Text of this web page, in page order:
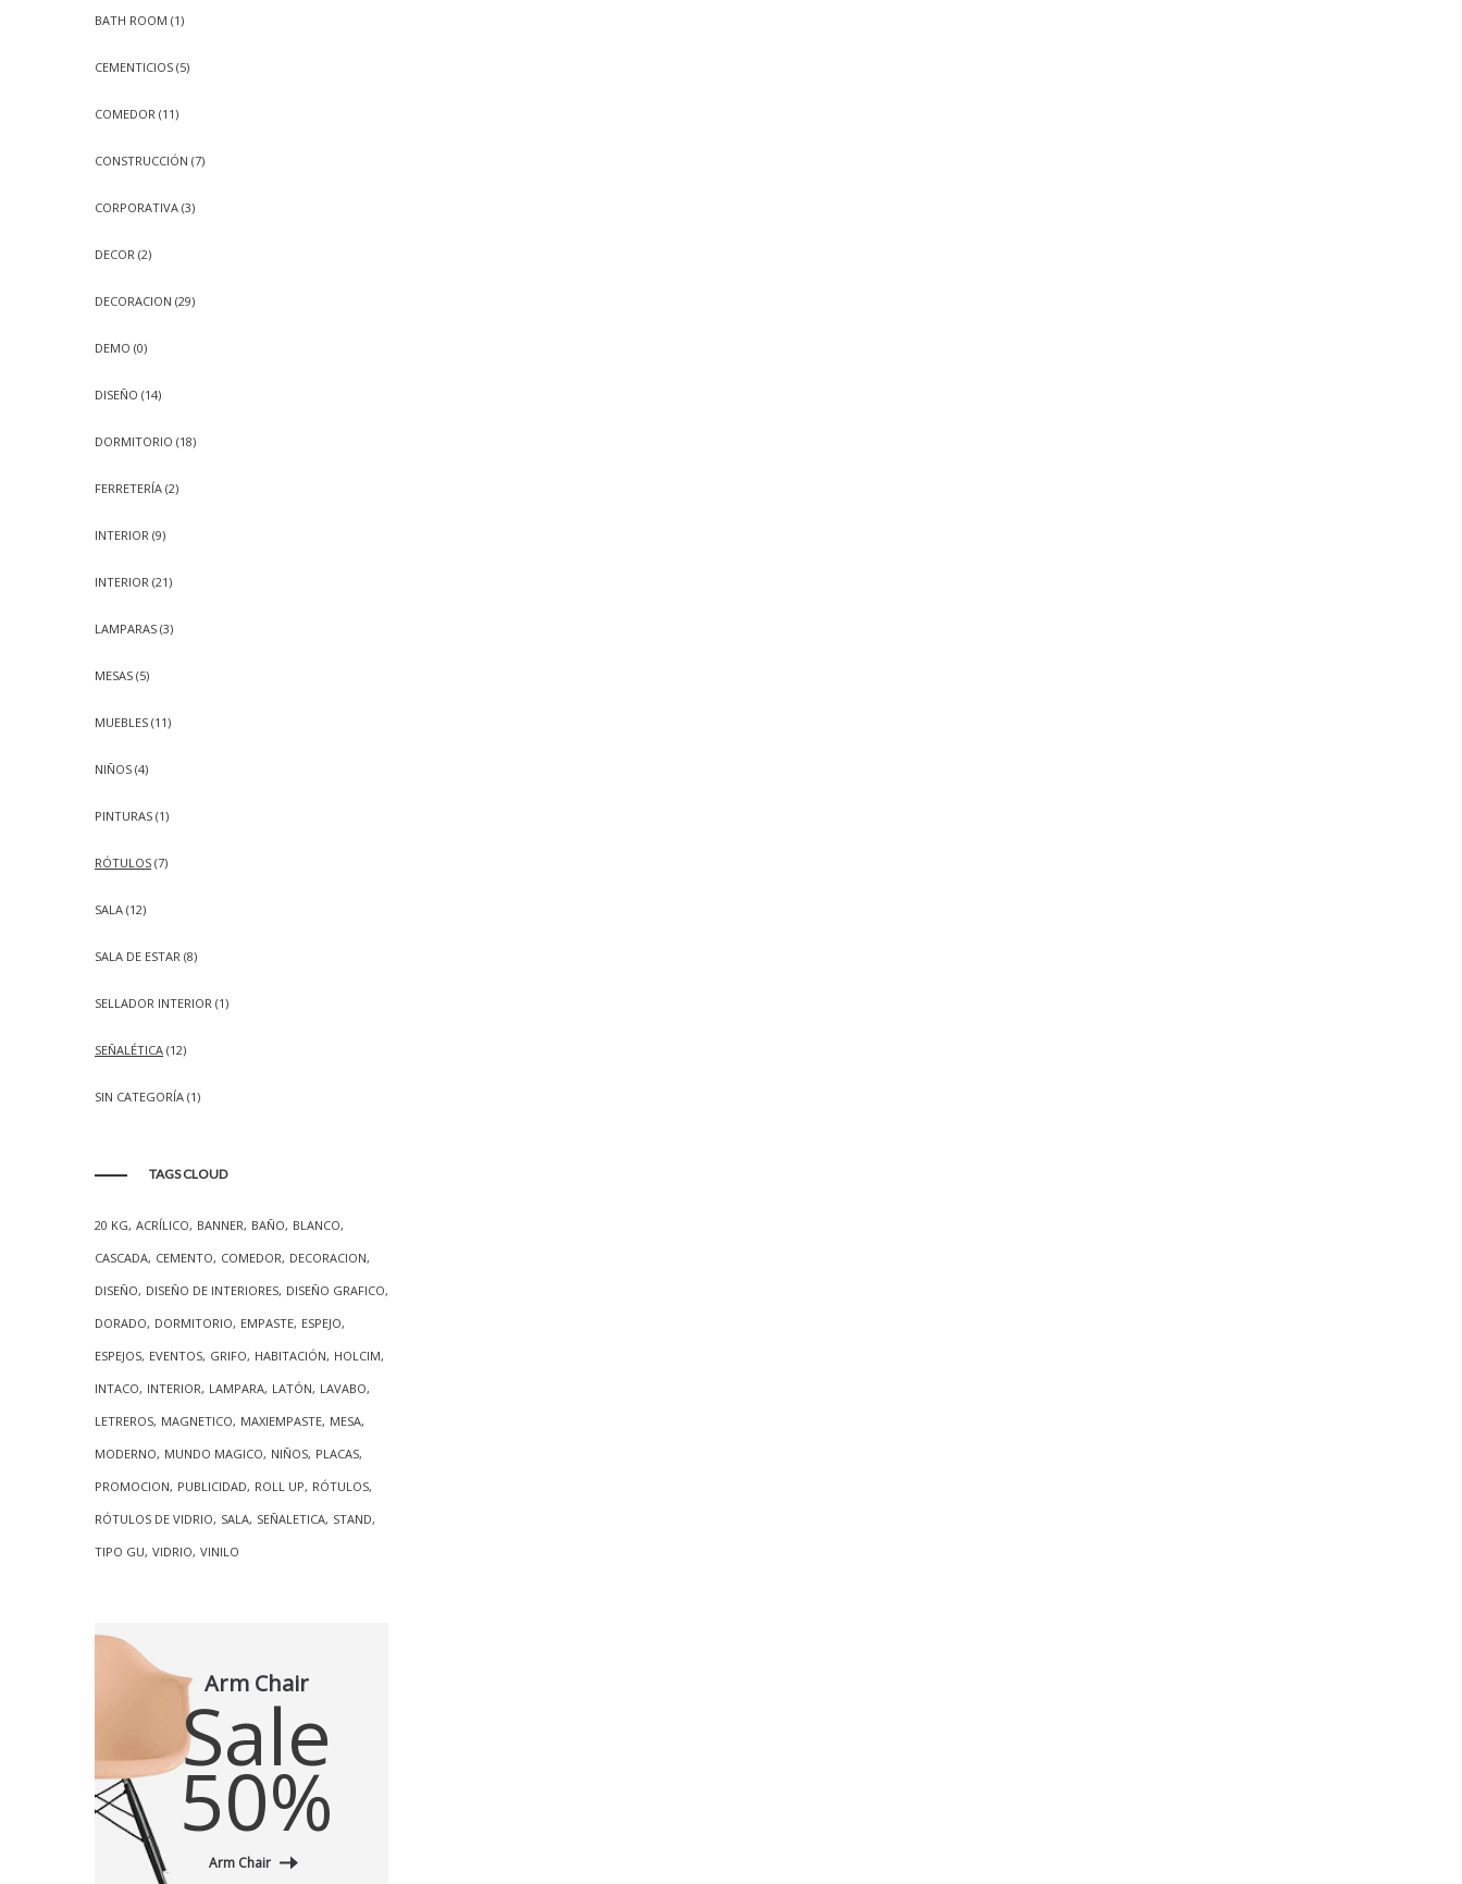
BATH ROOM (1)
CEMENTICIOS (5)
COMEDOR (11)
CONSTRUCCIÓN (7)
CORPORATIVA (3)
DECOR (2)
DECORACION (29)
DEMO (0)
DISEÑO (14)
DORMITORIO (18)
FERRETERÍA (2)
INTERIOR (9)
INTERIOR (21)
LAMPARAS (3)
MESAS (5)
MUEBLES (11)
NIÑOS (4)
PINTURAS (1)
RÓTULOS (7)
SALA (12)
SALA DE ESTAR (8)
SELLADOR INTERIOR (1)
SEÑALÉTICA (12)
SIN CATEGORÍA (1)
TAGS CLOUD
20 KG ACRÍLICO BANNER BAÑO BLANCO
CASCADA CEMENTO COMEDOR DECORACION
DISEÑO DISEÑO DE INTERIORES DISEÑO GRAFICO
DORADO DORMITORIO EMPASTE ESPEJO
ESPEJOS EVENTOS GRIFO HABITACIÓN HOLCIM
INTACO INTERIOR LAMPARA LATÓN LAVABO
LETREROS MAGNETICO MAXIEMPASTE MESA
MODERNO MUNDO MAGICO NIÑOS PLACAS
PROMOCION PUBLICIDAD ROLL UP RÓTULOS
RÓTULOS DE VIDRIO SALA SEÑALETICA STAND
TIPO GU VIDRIO VINILO
Arm Chair
Sale
50%
Arm Chair